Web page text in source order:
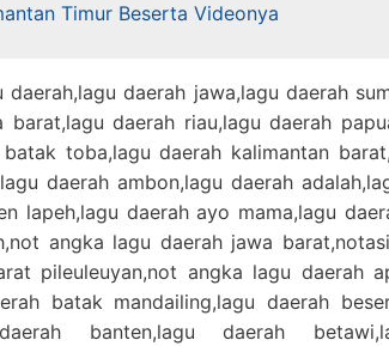
Timur Beserta Videonya
daerah,lagu daerah jawa,lagu daerah
barat,lagu daerah riau,lagu daerah
toba,lagu daerah kalimantan
daerah ambon,lagu daerah
lapeh,lagu daerah ayo mama,lagu
angka lagu daerah jawa
pileuleuyan,not angka lagu daerah
batak mandailing,lagu daerah
banten,lagu daerah